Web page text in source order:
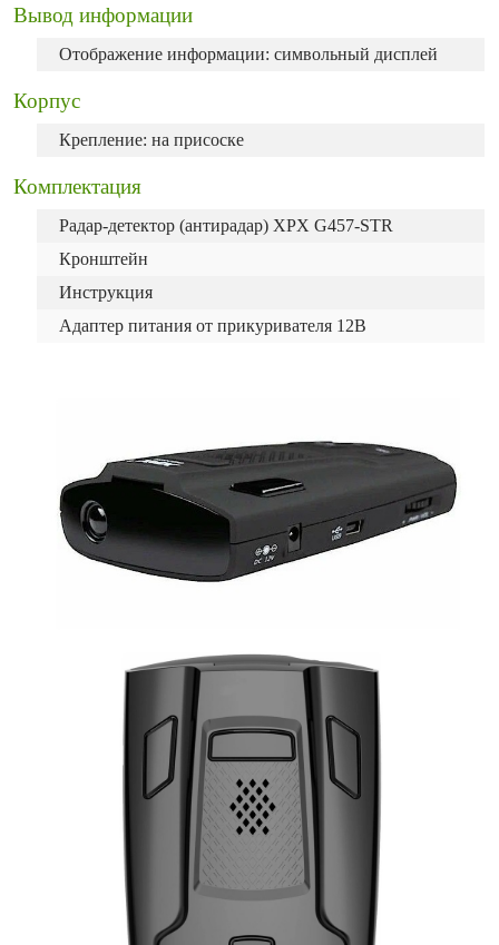
Вывод информации
Отображение информации: символьный дисплей
Корпус
Крепление: на присоске
Комплектация
Радар-детектор (антирадар) XPX G457-STR
Кронштейн
Инструкция
Адаптер питания от прикуривателя 12В